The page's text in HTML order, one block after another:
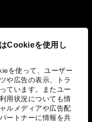
Cookieを使用し
を使って、ユーザー
や広告の表示、トラ
ています。またユー
用状況についても情
ルメディアや広告配
ートナーに情報を共